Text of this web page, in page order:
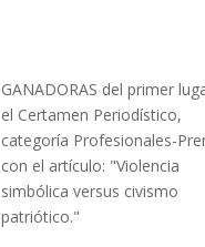
GANADORAS del primer
el Certamen Periodístico,
categoría Profesionales-
con el artículo: "Violencia
simbólica versus civismo
patriótico."